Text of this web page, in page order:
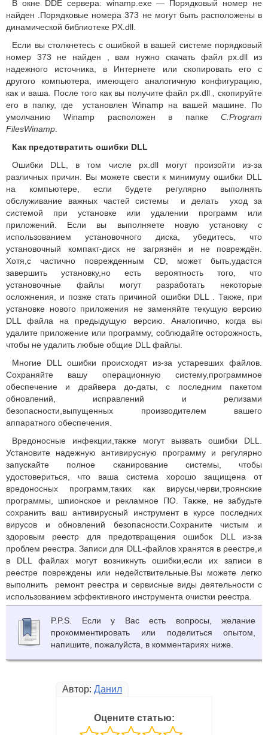
В окне DDE сервера: winamp.exe — Порядковый номер не
найден .Порядковые номера 373 не могут быть расположены в
динамической библиотеке PX.dll.
Если вы столкнетесь с ошибкой в вашей системе порядковый
номер 373 не найден , вам нужно скачать файл px.dll из
надежного источника, в Интернете или скопировать его с
другого компьютера, имеющего аналогичную конфигурацию,
как и ваша. После того как вы получите файл px.dll , скопируйте
его в папку, где установлен Winamp на вашей машине. По
умолчанию Winamp расположен в папке C:Program
FilesWinamp
Как предотвратить ошибки DLL
Ошибки DLL, в том числе px.dll могут произойти из-за
различных причин. Вы можете свести к минимуму ошибки DLL
на компьютере, если будете регулярно выполнять
обслуживание важных частей системы и делать уход за
системой при установке или удалении программ или
приложений. Если вы выполняете новую установку с
использованием установочного диска, убедитесь, что
установочный компакт-диск не загрязнён и не повреждён.
Хотя,с частично поврежденным CD, может быть,удастся
завершить установку,но есть вероятность того, что
установочные файлы могут разработать некоторые
осложнения, и позже стать причиной ошибки DLL . Также, при
установке нового приложения не заменяйте текущую версию
DLL файла на предыдущую версию. Аналогично, когда вы
удалите приложение или программу, соблюдайте осторожность,
чтобы не удалить любые общие DLL файлы.
Многие DLL ошибки происходят из-за устаревших файлов.
Сохраняйте вашу операционную систему,программное
обеспечение и драйвера до-даты, с последним пакетом
обновлений, исправлений и релизами
безопасности,выпущенных производителем вашего
аппаратного обеспечения.
Вредоносные инфекции,также могут вызвать ошибки DLL.
Установите надежную антивирусную программу и регулярно
запускайте полное сканирование системы, чтобы
удостовериться, что ваша система хорошо защищена от
вредоносных программ,таких как вирусы,черви,троянские
программы, шпионское и рекламное ПО. Также, не забудьте
сохранить ваш антивирусный инструмент в курсе последних
вирусов и обновлений безопасности.Сохраните чистым и
здоровым реестр для предотвращения ошибок DLL из-за
проблем реестра. Записи для DLL-файлов хранятся в реестре,и
в DLL файлах могут возникнуть ошибки,если их записи в
реестре повреждены или недействительные.Вы можете легко
выполнить ремонт реестра и сервисные виды деятельности с
использованием эффективного инструмента очистки реестра.
P.P.S. Если у Вас есть вопросы, желание
прокомментировать или поделиться опытом,
напишите, пожалуйста, в комментариях ниже.
Автор: Данил
Оцените статью: